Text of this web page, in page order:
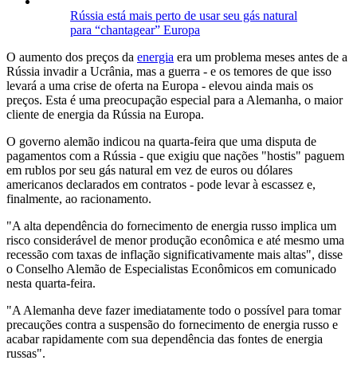
Rússia está mais perto de usar seu gás natural
para “chantagear” Europa
O aumento dos preços da energia era um problema meses antes de a
Rússia invadir a Ucrânia, mas a guerra - e os temores de que isso
levará a uma crise de oferta na Europa - elevou ainda mais os
preços. Esta é uma preocupação especial para a Alemanha, o maior
cliente de energia da Rússia na Europa.
O governo alemão indicou na quarta-feira que uma disputa de
pagamentos com a Rússia - que exigiu que nações "hostis" paguem
em rublos por seu gás natural em vez de euros ou dólares
americanos declarados em contratos - pode levar à escassez e,
finalmente, ao racionamento.
"A alta dependência do fornecimento de energia russo implica um
risco considerável de menor produção econômica e até mesmo uma
recessão com taxas de inflação significativamente mais altas", disse
o Conselho Alemão de Especialistas Econômicos em comunicado
nesta quarta-feira.
"A Alemanha deve fazer imediatamente todo o possível para tomar
precauções contra a suspensão do fornecimento de energia russo e
acabar rapidamente com sua dependência das fontes de energia
russas".